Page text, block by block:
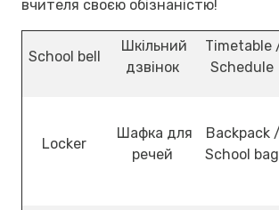
вчителя своєю обізнаністю!
School bell
Шкільний
дзвінок
Timetable
Schedule
Locker
Шафка для
речей
Backpack /
School bag